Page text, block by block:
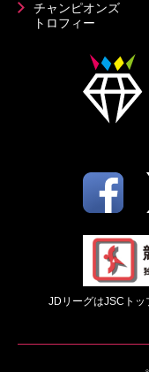
チャンピオンズ
トロフィー
JDリーグはJSCト